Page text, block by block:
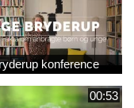
konference
00:53